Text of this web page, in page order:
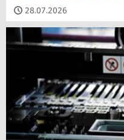
28.07.2026